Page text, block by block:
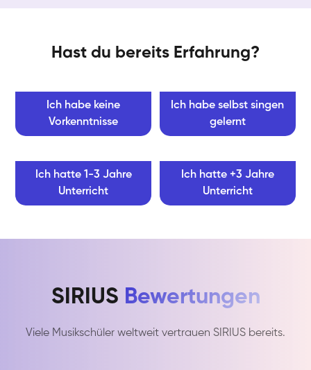
Hast du bereits Erfahrung?
Ich habe keine
Vorkenntnisse
Ich habe selbst singen
gelernt
Ich hatte 1-3 Jahre
Unterricht
Ich hatte +3 Jahre
Unterricht
SIRIUS Bewertungen
Viele Musikschüler weltweit vertrauen SIRIUS bereits.